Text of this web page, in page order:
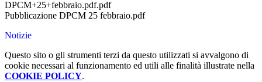
DPCM+25+febbraio.pdf.pdf
Pubblicazione DPCM 25 febbraio.pdf
Notizie
Questo sito o gli strumenti terzi da questo utilizzati si avvalgono di
cookie necessari al funzionamento ed utili alle finalità illustrate nella
COOKIE POLICY.